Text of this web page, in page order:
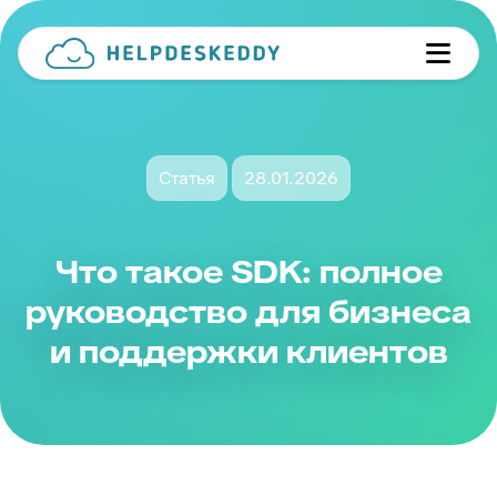
Статья 28.01.2026
Что такое SDK: полное
руководство для бизнеса
и поддержки клиентов